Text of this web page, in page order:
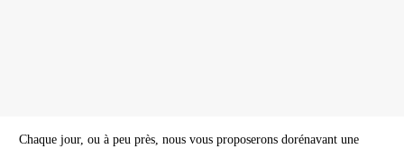
Chaque jour, ou à peu près, nous vous proposerons dorénavant une